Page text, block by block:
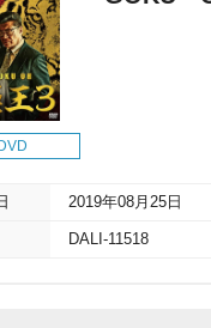
DVD
2019年08月25日
DALI-11518